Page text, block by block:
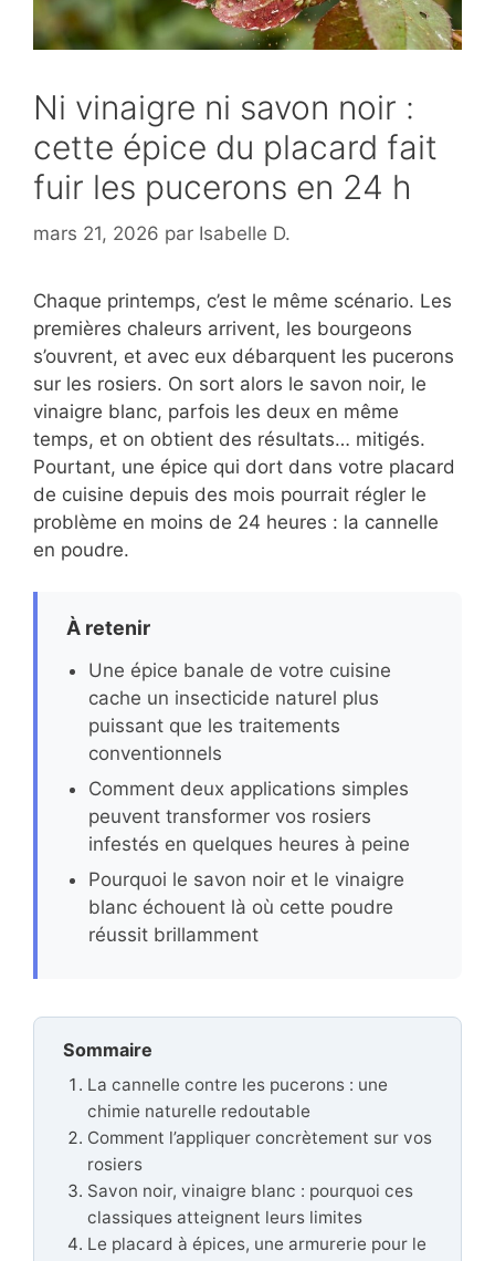
Ni vinaigre ni savon noir :
cette épice du placard fait
fuir les pucerons en 24 h
mars 21, 2026 par Isabelle D.
Chaque printemps, c’est le même scénario. Les
premières chaleurs arrivent, les bourgeons
s’ouvrent, et avec eux débarquent les pucerons
sur les rosiers. On sort alors le savon noir, le
vinaigre blanc, parfois les deux en même
temps, et on obtient des résultats… mitigés.
Pourtant, une épice qui dort dans votre placard
de cuisine depuis des mois pourrait régler le
problème en moins de 24 heures : la cannelle
en poudre.
À retenir
Une épice banale de votre cuisine
cache un insecticide naturel plus
puissant que les traitements
conventionnels
Comment deux applications simples
peuvent transformer vos rosiers
infestés en quelques heures à peine
Pourquoi le savon noir et le vinaigre
blanc échouent là où cette poudre
réussit brillamment
Sommaire
La cannelle contre les pucerons : une
chimie naturelle redoutable
Comment l’appliquer concrètement sur vos
rosiers
Savon noir, vinaigre blanc : pourquoi ces
classiques atteignent leurs limites
Le placard à épices, une armurerie pour le